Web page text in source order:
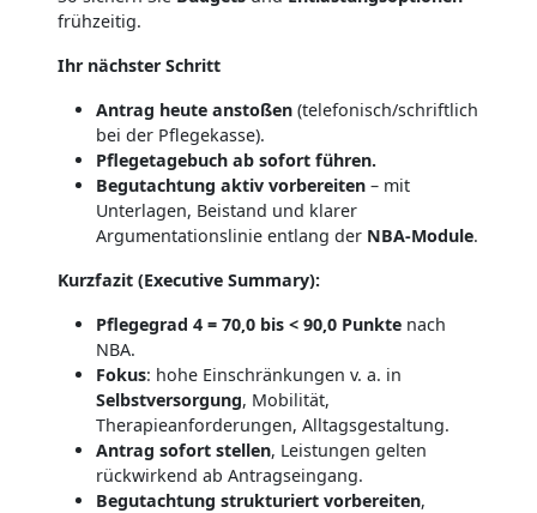
frühzeitig.
Ihr nächster Schritt
Antrag heute anstoßen (telefonisch/schriftlich
bei der Pflegekasse).
Pflegetagebuch ab sofort führen.
Begutachtung aktiv vorbereiten – mit
Unterlagen, Beistand und klarer
Argumentationslinie entlang der NBA-Module.
Kurzfazit (Executive Summary):
Pflegegrad 4 = 70,0 bis < 90,0 Punkte nach
NBA.
Fokus: hohe Einschränkungen v. a. in
Selbstversorgung, Mobilität,
Therapieanforderungen, Alltagsgestaltung.
Antrag sofort stellen, Leistungen gelten
rückwirkend ab Antragseingang.
Begutachtung strukturiert vorbereiten,